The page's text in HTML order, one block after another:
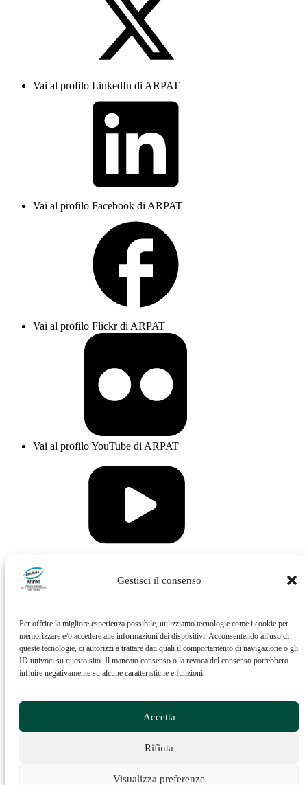
Gestisci il consenso
Per offrire la migliore esperienza possibile, utilizziamo tecnologie come i cookie per
memorizzare e/o accedere alle informazioni dei dispositivi. Acconsentendo all'uso di
queste tecnologie, ci autorizzi a trattare dati quali il comportamento di navigazione o gli
ID univoci su questo sito. Il mancato consenso o la revoca del consenso potrebbero
influire negativamente su alcune caratteristiche e funzioni.
Accetta
Rifiuta
Visualizza preferenze
Vai al profilo LinkedIn di ARPAT
Vai al profilo Facebook di ARPAT
Vai al profilo Flickr di ARPAT
Vai al profilo YouTube di ARPAT
Vai al profilo Issuu di ARPAT